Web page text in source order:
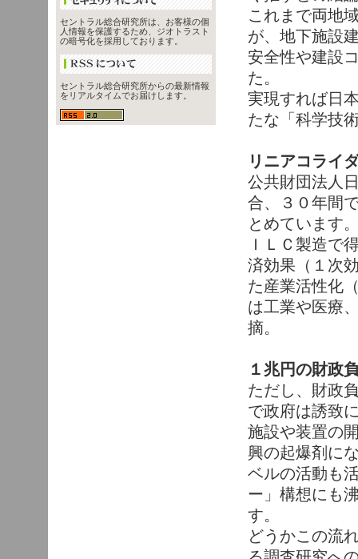
これまで両地
が、地下施設
安全性や建設
た。
実現すれば日
たな「科学技
リニアコライ
公共財団法人
合、３０年間
とめています
ＩＬＣ製造で
済効果（１次
た産業活性化
は工業や医療
摘。
１兆円の財政
ただし、財政
で政府は誘致
施設や装置の
興の起爆剤に
ベルの活動も
ー」構想にも
す。
どうかこの流
セントラル総合研究所は、お客様の個
人情報を保護するため、ジオトラスト
の暗号化を採用しております。
セントラル総合研究所からの最新情報
をリアルタイムでお届けします。